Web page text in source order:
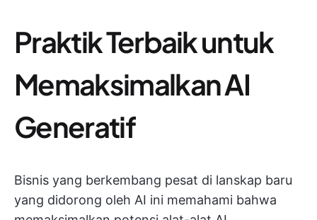
Praktik Terbaik untuk
Memaksimalkan AI
Generatif
Bisnis yang berkembang pesat di lanskap baru
yang didorong oleh AI ini memahami bahwa